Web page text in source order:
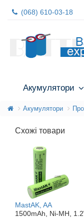
(068) 610-03-18
Акумулятори
Акумулятори
Схожі товари
MastAK, AA
1500mAh, Ni-MH,